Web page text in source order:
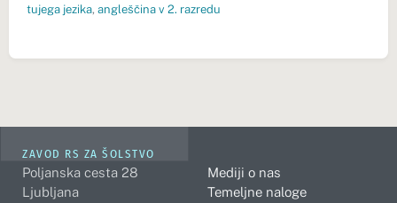
tujega jezika, angleščina v 2. razredu
ZAVOD RS ZA ŠOLSTVO
Poljanska cesta 28
Ljubljana
Mediji o nas
Temeljne naloge